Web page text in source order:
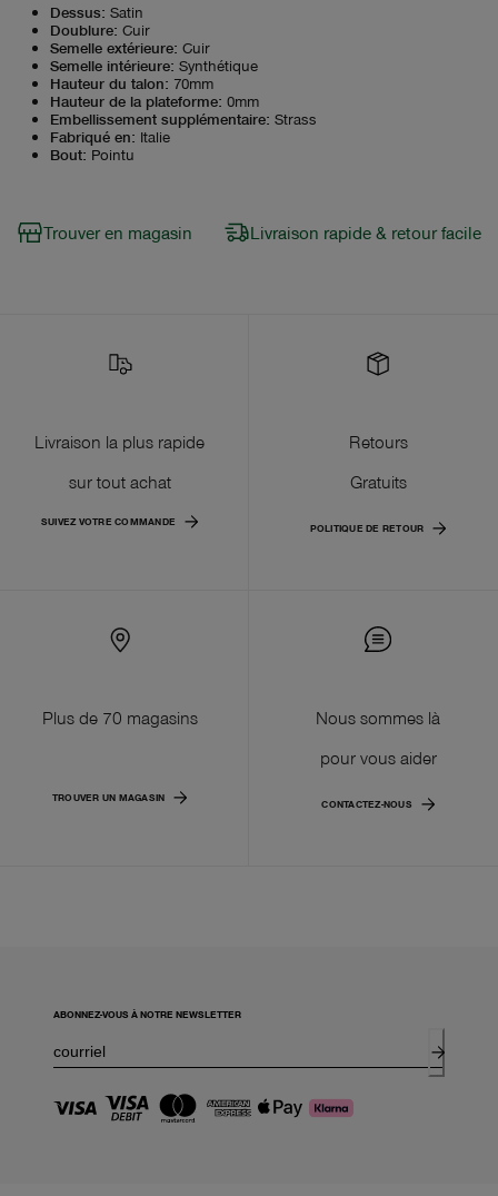
Dessus: Satin
Doublure: Cuir
Semelle extérieure: Cuir
Semelle intérieure: Synthétique
Hauteur du talon: 70mm
Hauteur de la plateforme: 0mm
Embellissement supplémentaire: Strass
Fabriqué en: Italie
Bout: Pointu
Trouver en magasin Livraison rapide & retour facile
Livraison la plus rapide
sur tout achat
SUIVEZ VOTRE COMMANDE
Retours
Gratuits
POLITIQUE DE RETOUR
Plus de 70 magasins
TROUVER UN MAGASIN
Nous sommes là
pour vous aider
CONTACTEZ-NOUS
ABONNEZ-VOUS À NOTRE NEWSLETTER